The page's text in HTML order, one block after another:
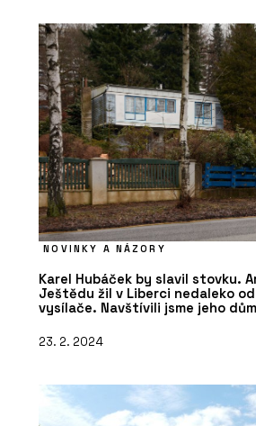
NOVINKY A NÁZORY
Karel Hubáček by slavil stovku.
Ještědu žil v Liberci nedaleko
vysílače. Navštívili jsme jeho dům
23. 2. 2024